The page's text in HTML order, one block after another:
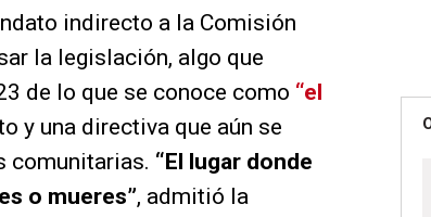
indirecto a la Comisión
la legislación, algo que
de lo que se conoce como “el
y una directiva que aún se
comunitarias. “El lugar donde
o mueres”, admitió la